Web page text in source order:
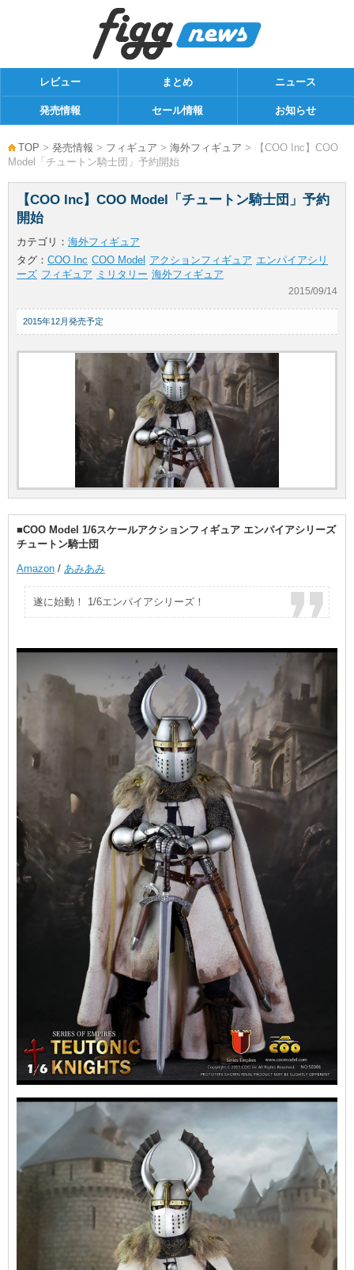
レビュー まとめ ニュース
発売情報 セール情報 お知らせ
TOP > 発売情報 > フィギュア > 海外フィギュア > 【COO Inc】COO
Model「チュートン騎士団」予約開始
【COO Inc】COO Model「チュートン騎士団」予約
開始
カテゴリ： 海外フィギュア
タグ： COO Inc COO Model アクションフィギュア エンパイアシリ
ーズ フィギュア ミリタリー 海外フィギュア
2015/09/14
2015年12月発売予定
■COO Model 1/6スケールアクションフィギュア エンパイアシリーズ
チュートン騎士団
Amazon / あみあみ
遂に始動！ 1/6エンパイアシリーズ！